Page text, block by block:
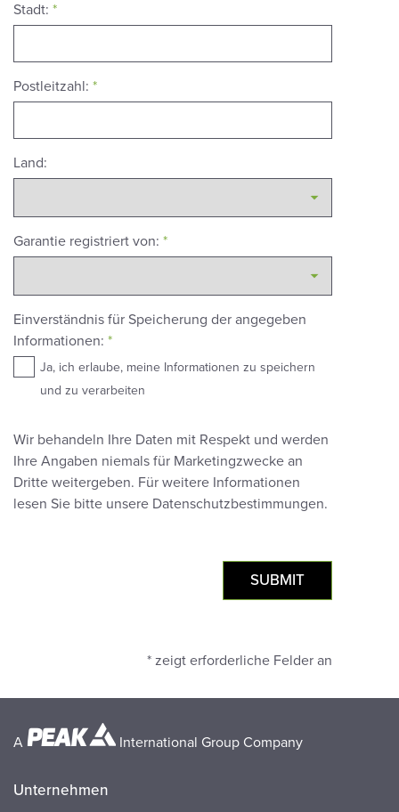
Stadt: *
Postleitzahl: *
Land:
Garantie registriert von: *
Einverständnis für Speicherung der angegeben
Informationen: *
Ja, ich erlaube, meine Informationen zu speichern
und zu verarbeiten
Wir behandeln Ihre Daten mit Respekt und werden
Ihre Angaben niemals für Marketingzwecke an
Dritte weitergeben. Für weitere Informationen
lesen Sie bitte unsere Datenschutzbestimmungen.
* zeigt erforderliche Felder an
A International Group Company
Unternehmen